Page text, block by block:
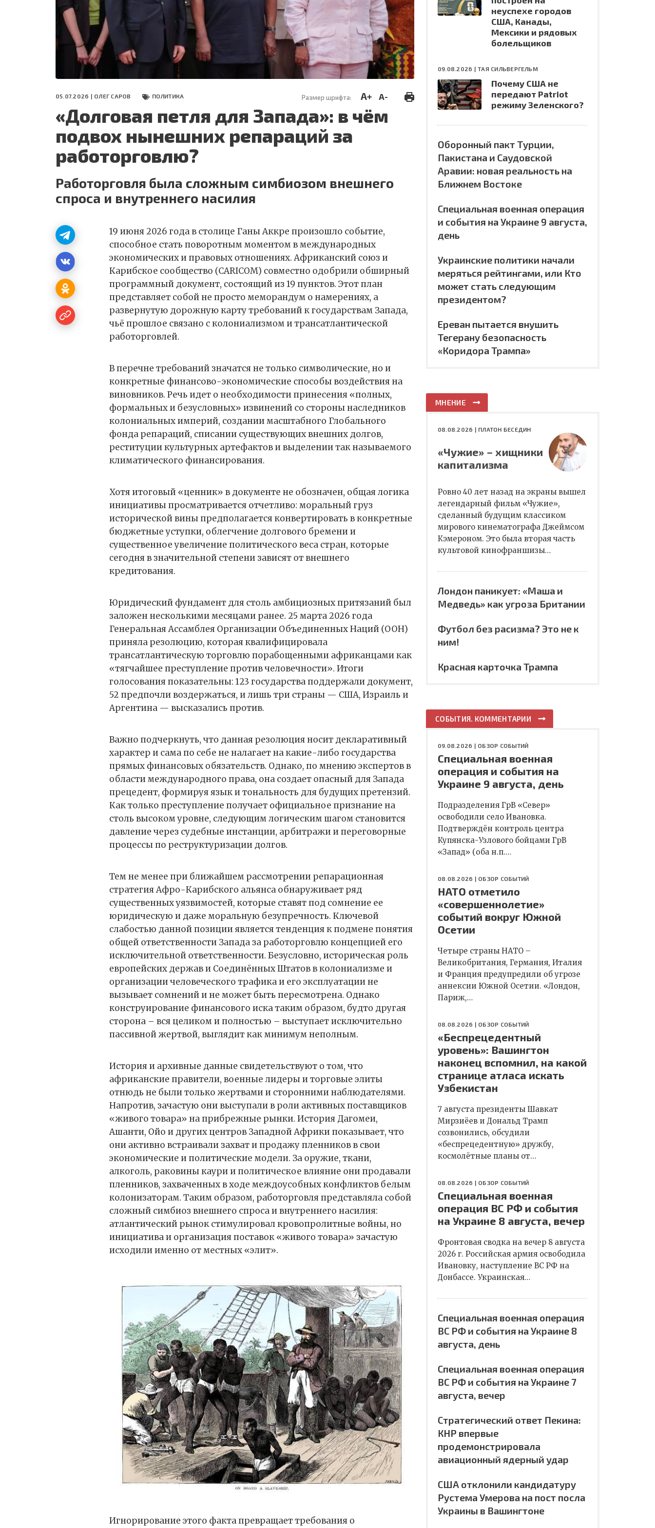
СЕГОДНЯ
ПОЛЯ БИТВЫ 2024
05.07.2026 | ОЛЕГ САРОВ ПОЛИТИКА Размер шрифта: A+ A-
«Долговая петля для Запада»: в чём
подвох нынешних репараций за
работорговлю?
Работорговля была сложным симбиозом внешнего
спроса и внутреннего насилия
19 июня 2026 года в столице Ганы Аккре произошло событие,
способное стать поворотным моментом в международных
экономических и правовых отношениях. Африканский союз и
Карибское сообщество (CARICOM) совместно одобрили обширный
программный документ, состоящий из 19 пунктов. Этот план
представляет собой не просто меморандум о намерениях, а
развернутую дорожную карту требований к государствам Запада,
чьё прошлое связано с колониализмом и трансатлантической
работорговлей.
В перечне требований значатся не только символические, но и
конкретные финансово-экономические способы воздействия на
виновников. Речь идет о необходимости принесения «полных,
формальных и безусловных» извинений со стороны наследников
колониальных империй, создании масштабного Глобального
фонда репараций, списании существующих внешних долгов,
реституции культурных артефактов и выделении так называемого
климатического финансирования.
Хотя итоговый «ценник» в документе не обозначен, общая логика
инициативы просматривается отчетливо: моральный груз
исторической вины предполагается конвертировать в конкретные
бюджетные уступки, облегчение долгового бремени и
существенное увеличение политического веса стран, которые
сегодня в значительной степени зависят от внешнего
кредитования.
Юридический фундамент для столь амбициозных притязаний был
заложен несколькими месяцами ранее. 25 марта 2026 года
Генеральная Ассамблея Организации Объединенных Наций (ООН)
приняла резолюцию, которая квалифицировала
трансатлантическую торговлю порабощенными африканцами как
«тягчайшее преступление против человечности». Итоги
голосования показательны: 123 государства поддержали документ,
52 предпочли воздержаться, и лишь три страны — США, Израиль и
Аргентина — высказались против.
Важно подчеркнуть, что данная резолюция носит декларативный
характер и сама по себе не налагает на какие-либо государства
прямых финансовых обязательств. Однако, по мнению экспертов в
области международного права, она создает опасный для Запада
прецедент, формируя язык и тональность для будущих претензий.
Как только преступление получает официальное признание на
столь высоком уровне, следующим логическим шагом становится
давление через судебные инстанции, арбитражи и переговорные
процессы по реструктуризации долгов.
Тем не менее при ближайшем рассмотрении репарационная
стратегия Афро-Карибского альянса обнаруживает ряд
существенных уязвимостей, которые ставят под сомнение ее
юридическую и даже моральную безупречность. Ключевой
слабостью данной позиции является тенденция к подмене понятия
общей ответственности Запада за работорговлю концепцией его
исключительной ответственности. Безусловно, историческая роль
европейских держав и Соединённых Штатов в колониализме и
организации человеческого трафика и его эксплуатации не
вызывает сомнений и не может быть пересмотрена. Однако
конструирование финансового иска таким образом, будто другая
сторона – вся целиком и полностью – выступает исключительно
пассивной жертвой, выглядит как минимум неполным.
История и архивные данные свидетельствуют о том, что
африканские правители, военные лидеры и торговые элиты
отнюдь не были только жертвами и сторонними наблюдателями.
Напротив, зачастую они выступали в роли активных поставщиков
«живого товара» на прибрежные рынки. История Дагомеи,
Ашанти, Ойо и других центров Западной Африки показывает, что
они активно встраивали захват и продажу пленников в свои
экономические и политические модели. За оружие, ткани,
алкоголь, раковины каури и политическое влияние они продавали
пленников, захваченных в ходе междоусобных конфликтов белым
колонизаторам. Таким образом, работорговля представляла собой
сложный симбиоз внешнего спроса и внутреннего насилия:
атлантический рынок стимулировал кровопролитные войны, но
инициатива и организация поставок «живого товара» зачастую
исходили именно от местных «элит».
Игнорирование этого факта превращает требования о
неуспехе городов
США, Канады,
Мексики и рядовых
болельщиков
09.08.2026 |ТАЯ СИЛЬВЕРГЕЛЬМ
Почему США не
передают Patriot
режиму Зеленского?
Оборонный пакт Турции,
Пакистана и Саудовской
Аравии: новая реальность на
Ближнем Востоке
Специальная военная операция
и события на Украине 9 августа,
день
Украинские политики начали
меряться рейтингами, или Кто
может стать следующим
президентом?
Ереван пытается внушить
Тегерану безопасность
«Коридора Трампа»
МНЕНИЕ
08.08.2026 | ПЛАТОН БЕСЕДИН
«Чужие» – хищники
капитализма
Ровно 40 лет назад на экраны вышел
легендарный фильм «Чужие»,
сделанный будущим классиком
мирового кинематографа Джеймсом
Кэмероном. Это была вторая часть
культовой кинофраншизы…
Лондон паникует: «Маша и
Медведь» как угроза Британии
Футбол без расизма? Это не к
ним!
Красная карточка Трампа
СОБЫТИЯ. КОММЕНТАРИИ
09.08.2026 | ОБЗОР СОБЫТИЙ
Специальная военная
операция и события на
Украине 9 августа, день
Подразделения ГрВ «Север»
освободили село Ивановка.
Подтверждён контроль центра
Купянска-Узлового бойцами ГрВ
«Запад» (оба н.п.…
08.08.2026 | ОБЗОР СОБЫТИЙ
НАТО отметило
«совершеннолетие»
событий вокруг Южной
Осетии
Четыре страны НАТО –
Великобритания, Германия, Италия
и Франция предупредили об угрозе
аннексии Южной Осетии. «Лондон,
Париж,…
08.08.2026 | ОБЗОР СОБЫТИЙ
«Беспрецедентный
уровень»: Вашингтон
наконец вспомнил, на какой
странице атласа искать
Узбекистан
7 августа президенты Шавкат
Мирзиёев и Дональд Трамп
созвонились, обсудили
«беспрецедентную» дружбу,
космолётные планы от…
08.08.2026 | ОБЗОР СОБЫТИЙ
Специальная военная
операция ВС РФ и события
на Украине 8 августа, вечер
Фронтовая сводка на вечер 8 августа
2026 г. Российская армия освободила
Ивановку, наступление ВС РФ на
Донбассе. Украинская…
Специальная военная операция
ВС РФ и события на Украине 8
августа, день
Специальная военная операция
ВС РФ и события на Украине 7
августа, вечер
Стратегический ответ Пекина:
КНР впервые
продемонстрировала
авиационный ядерный удар
США отклонили кандидатуру
Рустема Умерова на пост посла
Украины в Вашингтоне